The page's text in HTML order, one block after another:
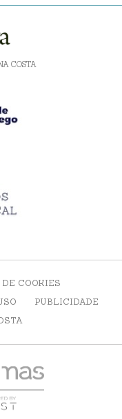
COSTA
COOKIES
PUBLICIDADE